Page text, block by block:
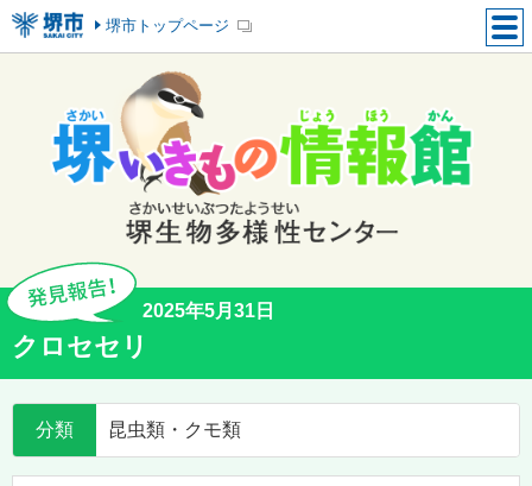
堺市トップページ
2025年5月31日
クロセセリ
分類 昆虫類・クモ類